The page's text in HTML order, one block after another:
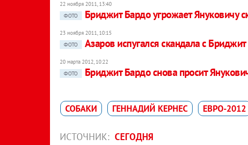
22 ноября 2011, 13:40
ФОТО
Бриджит Бардо угрожает Януковичу
23 ноября 2011, 10:15
ФОТО
Азаров испугался скандала с
20 марта 2012, 10:22
ФОТО
Бриджит Бардо снова просит
СОБАКИ ГЕННАДИЙ КЕРНЕС ЕВРО-2012
ИСТОЧНИК: СЕГОДНЯ